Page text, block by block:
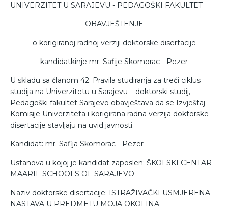
UNIVERZITET U SARAJEVU - PEDAGOŠKI FAKULTET
OBAVJEŠTENJE
o korigiranoj radnoj verziji doktorske disertacije
kandidatkinje mr. Safije Skomorac - Pezer
U skladu sa članom 42. Pravila studiranja za treći ciklus
studija na Univerzitetu u Sarajevu – doktorski studij,
Pedagoški fakultet Sarajevo obavještava da se Izvještaj
Komisije Univerziteta i korigirana radna verzija doktorske
disertacije stavljaju na uvid javnosti.
Kandidat: mr. Safija Skomorac - Pezer
Ustanova u kojoj je kandidat zaposlen: ŠKOLSKI CENTAR
MAARIF SCHOOLS OF SARAJEVO
Naziv doktorske disertacije: ISTRAŽIVAČKI USMJERENA
NASTAVA U PREDMETU MOJA OKOLINA